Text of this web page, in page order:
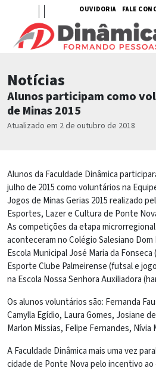
OUVIDORIA FALE
Notícias
Alunos participam como
de Minas 2015
Atualizado em 2 de outubro de 2018
Alunos da Faculdade Dinâmica
julho de 2015 como voluntários na
Jogos de Minas Gerias 2015 realizado
Esportes, Lazer e Cultura de Ponte
As competições da etapa
aconteceram no Colégio Salesiano
Escola Municipal José Maria da
Esporte Clube Palmeirense (futsal e
na Escola Nossa Senhora Auxiliadora
Os alunos voluntários são: Fernanda
Camylla Egídio, Laura Gomes, Josiane
Marlon Missias, Felipe Fernandes, Nívia
A Faculdade Dinâmica mais uma vez
cidade de Ponte Nova pelo incentivo